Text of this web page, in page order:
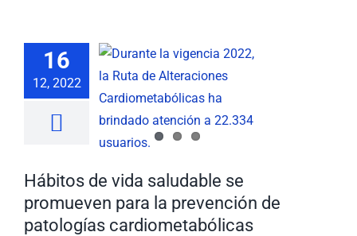
Rendición de Cuentas
Ayudas para Navegar
16
12, 2022
de vida
se
para
de
NoticiasHábitos de vida saludable se
promueven para la prevención de
patologías cardiometabólicas